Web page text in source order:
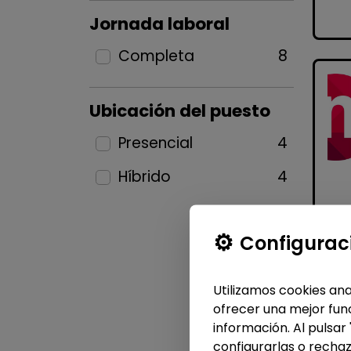
Jornada laboral
Completa 8
Ubicación del puesto
Presencial
4
Híbrido
4
Utilizamos cookies
ofrecer una mejor
información. Al
configurarlas o